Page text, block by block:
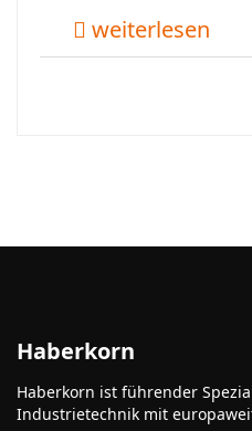
weiterlesen
Haberkorn
Haberkorn ist führender
Industrietechnik mit